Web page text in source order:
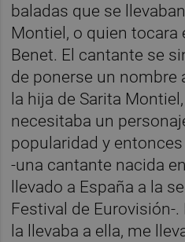
baladas que se
Montiel, o quien tocara
Benet. El cantante se
de ponerse un nombre
la hija de Sarita
necesitaba un
popularidad y
-una cantante nacida
llevado a España a la
Festival de Eurovisión-
la llevaba a ella, me